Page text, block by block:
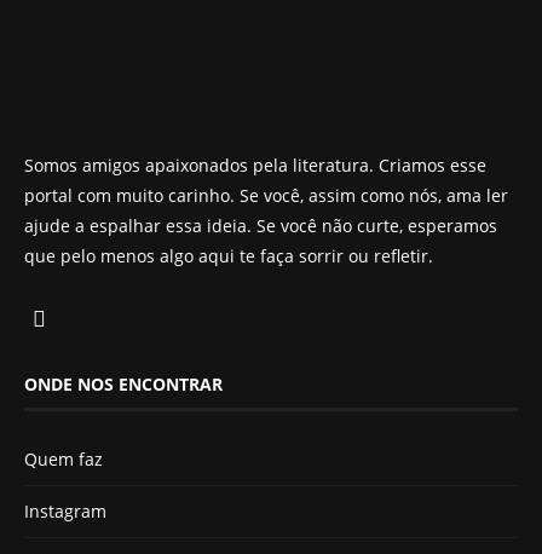
Somos amigos apaixonados pela literatura. Criamos esse
portal com muito carinho. Se você, assim como nós, ama ler
ajude a espalhar essa ideia. Se você não curte, esperamos
que pelo menos algo aqui te faça sorrir ou refletir.
ONDE NOS ENCONTRAR
Quem faz
Instagram